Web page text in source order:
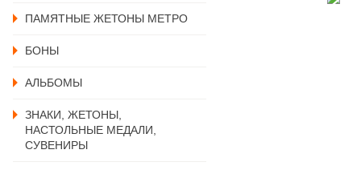
ПАМЯТНЫЕ ЖЕТОНЫ МЕТРО
БОНЫ
АЛЬБОМЫ
ЗНАКИ, ЖЕТОНЫ,
НАСТОЛЬНЫЕ МЕДАЛИ,
СУВЕНИРЫ